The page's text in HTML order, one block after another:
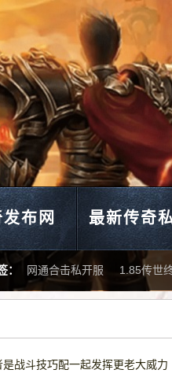
布网 最新传奇
： 网通合击私开服 1.85传世
战斗技巧配一起发挥更老大威力